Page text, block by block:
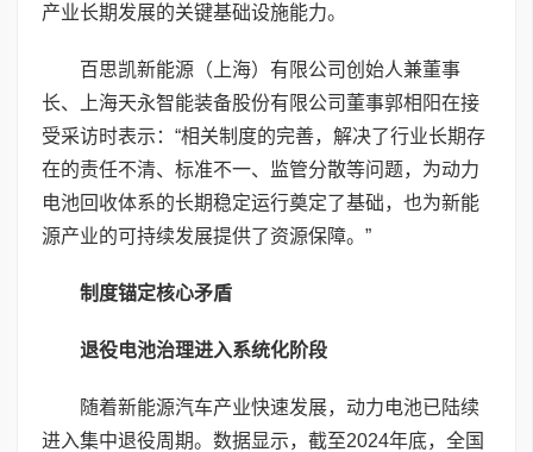
产业长期发展的关键基础设施能力。
百思凯新能源（上海）有限公司创始人兼董事
长、上海天永智能装备股份有限公司董事郭相阳在接
受采访时表示：“相关制度的完善，解决了行业长期存
在的责任不清、标准不一、监管分散等问题，为动力
电池回收体系的长期稳定运行奠定了基础，也为新能
源产业的可持续发展提供了资源保障。”
制度锚定核心矛盾
退役电池治理进入系统化阶段
随着新能源汽车产业快速发展，动力电池已陆续
进入集中退役周期。数据显示，截至2024年底，全国